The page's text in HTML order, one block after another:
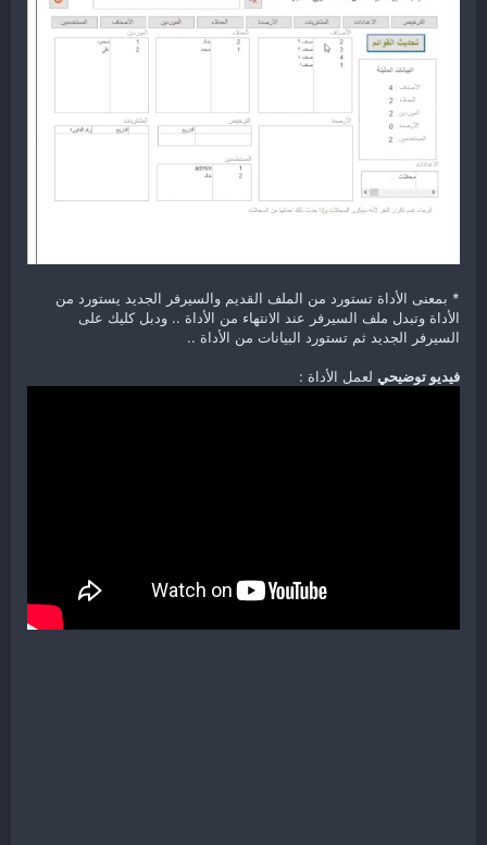
* بمعنى الأداة تستورد من الملف القديم والسيرفر الجديد يستورد من
الأداة وتبدل ملف السيرفر عند الانتهاء من الأداة .. ودبل كليك على
السيرفر الجديد ثم تستورد البيانات من الأداة ..
فيديو توضيحي لعمل الأداة :